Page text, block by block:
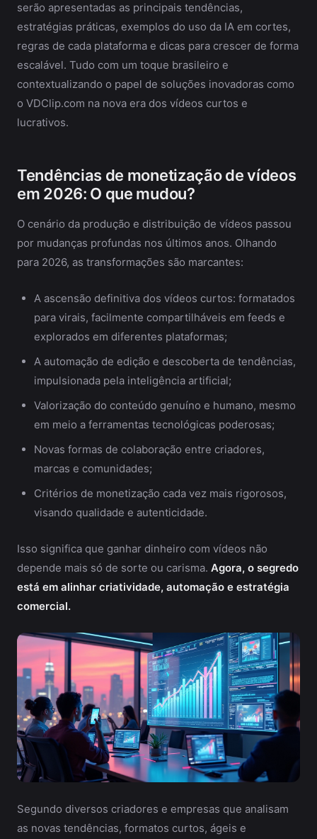
serão apresentadas as principais tendências,
estratégias práticas, exemplos do uso da IA em cortes,
regras de cada plataforma e dicas para crescer de forma
escalável. Tudo com um toque brasileiro e
contextualizando o papel de soluções inovadoras como
o VDClip.com na nova era dos vídeos curtos e
lucrativos.
Tendências de monetização de vídeos
em 2026: O que mudou?
O cenário da produção e distribuição de vídeos passou
por mudanças profundas nos últimos anos. Olhando
para 2026, as transformações são marcantes:
A ascensão definitiva dos vídeos curtos: formatados
para virais, facilmente compartilháveis em feeds e
explorados em diferentes plataformas;
A automação de edição e descoberta de tendências,
impulsionada pela inteligência artificial;
Valorização do conteúdo genuíno e humano, mesmo
em meio a ferramentas tecnológicas poderosas;
Novas formas de colaboração entre criadores,
marcas e comunidades;
Critérios de monetização cada vez mais rigorosos,
visando qualidade e autenticidade.
Isso significa que ganhar dinheiro com vídeos não
depende mais só de sorte ou carisma. Agora, o segredo
está em alinhar criatividade, automação e estratégia
comercial.
Segundo diversos criadores e empresas que analisam
as novas tendências, formatos curtos, ágeis e